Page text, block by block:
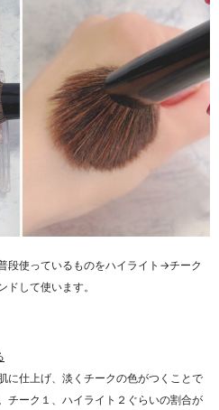
段使っているものをハイライト→チーク
して使います。
に仕上げ、淡くチークの色がつくことで
チーク１、ハイライト２ぐらいの割合が